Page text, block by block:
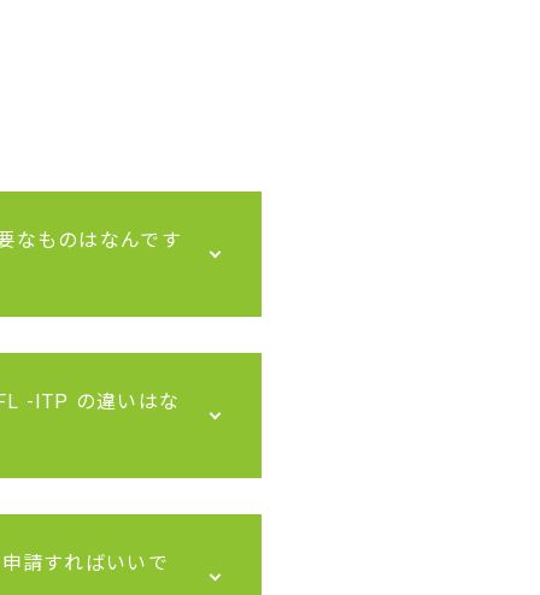
なものはなんです
-ITP の違いはな
請すればいいで